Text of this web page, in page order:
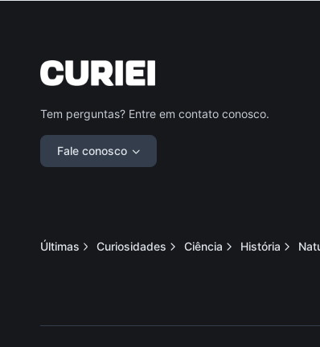
Tem perguntas? Entre em contato conosco.
Fale conosco
Últimas Curiosidades Ciência História